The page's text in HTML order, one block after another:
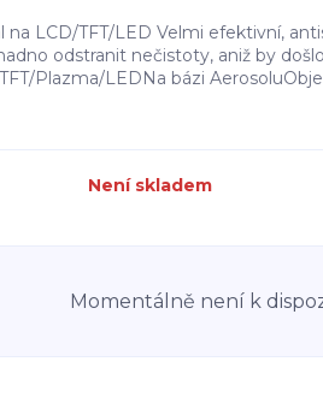
na LCD/TFT/LED Velmi efektivní,
odstranit nečistoty, aniž by
Plazma/LEDNa bázi
Není skladem
Momentálně není k